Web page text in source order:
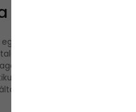
Budapesten
varázslatos éjszakát egy
ragad, ráadásul a
vacsorával vagy esti sétával
felejthetetlenné teszi az